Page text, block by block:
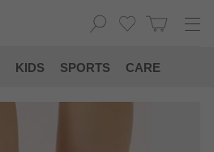
KIDS SPORTS CARE